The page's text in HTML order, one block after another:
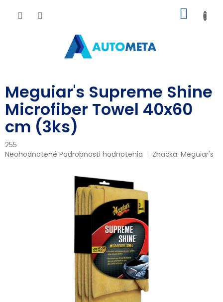
KOŠÍK
Meguiar's Supreme Shine
Microfiber Towel 40x60
cm (3ks)
255
Priemerné
Neohodnotené Podrobnosti hodnotenia Značka:Meguiar's